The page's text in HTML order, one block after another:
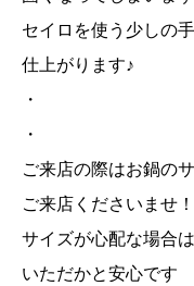
セイロを使う少しの
仕上がります♪
・
・
ご来店の際はお鍋の
ご来店くださいませ！
サイズが心配な場合
いただかと安心です